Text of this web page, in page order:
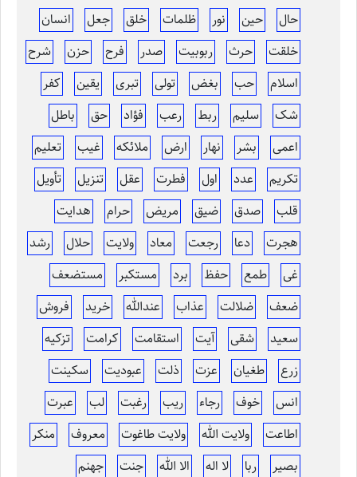
حال
حین نور ظلمات خلق جعل
انسان
خلقت
حرث ربوبیت صدر فرح حزن
شرح
اسلام
حب بغض تولی تبری یقین
کفر
شک
سلیم ربط رعب فؤاد حق
باطل
اعمی
بشر نهار ارض ملائکه غیب
تعلیم
تکریم
عدد اول فطرت عقل تنزیل
تأویل
قلب
صدق ضیق مریض حرام
هدایت
هجرت
دعا رجعت معاد ولایت حلال
رشد
غی
طمع حفظ برد مستکبر
مستضعف
ضعف
ضلالت عذاب عندالله خرید
فروش
سعید
شقی آیت استقامت کرامت
تزکیه
زرع
طغیان عزت ذلت عبودیت
سکینت
انس
خوف رجاء ریب رغبت لب
عبرت
اطاعت
ولایت الله ولایت طاغوت معروف
منکر
بصیر
ربا لا اله الا الله جنت
جهنم